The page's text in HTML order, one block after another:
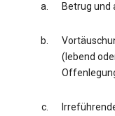
Betrug und
(lebend